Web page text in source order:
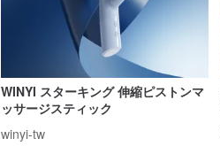
WINYI スターキング 伸縮ピストンマ
ッサージスティック
winyi-tw